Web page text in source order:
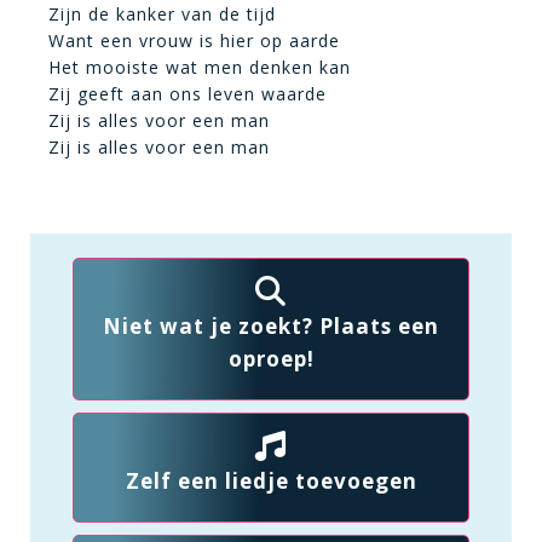
Zijn de kanker van de tijd
Want een vrouw is hier op aarde
Het mooiste wat men denken kan
Zij geeft aan ons leven waarde
Zij is alles voor een man
Zij is alles voor een man
Niet wat je zoekt? Plaats een
oproep!
Zelf een liedje toevoegen